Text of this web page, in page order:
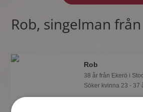
Rob, singelman
Rob
38 år från Ekerö i
Söker kvinna 23 - 37